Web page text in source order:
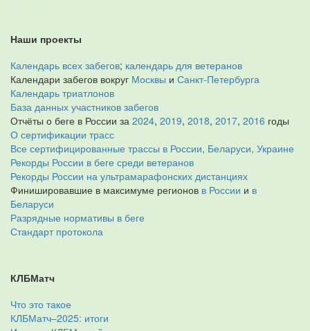
Наши проекты
Календарь всех забегов; календарь для ветеранов
Календари забегов вокруг Москвы и Санкт-Петербурга
Календарь триатлонов
База данных участников забегов
Отчёты о беге в России за 2024, 2019, 2018, 2017, 2016 годы
О сертификации трасс
Все сертифицированные трассы в России, Беларуси, Украине
Рекорды России в беге среди ветеранов
Рекорды России на ультрамарафонских дистанциях
Финишировавшие в максимуме регионов в России и в
Беларуси
Разрядные нормативы в беге
Стандарт протокола
КЛБМатч
Что это такое
КЛБМатч–2025: итоги